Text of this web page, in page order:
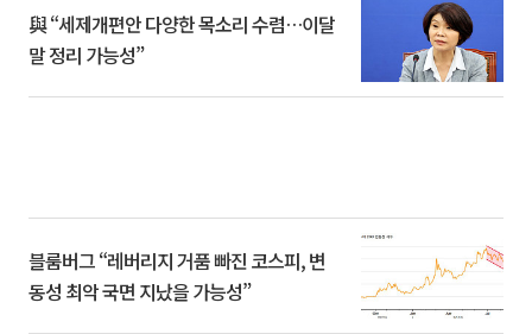
與 “세제개편안 다양한 목소리 수렴…이달
말 정리 가능성”
블룸버그 “레버리지 거품 빠진 코스피, 변
동성 최악 국면 지났을 가능성”